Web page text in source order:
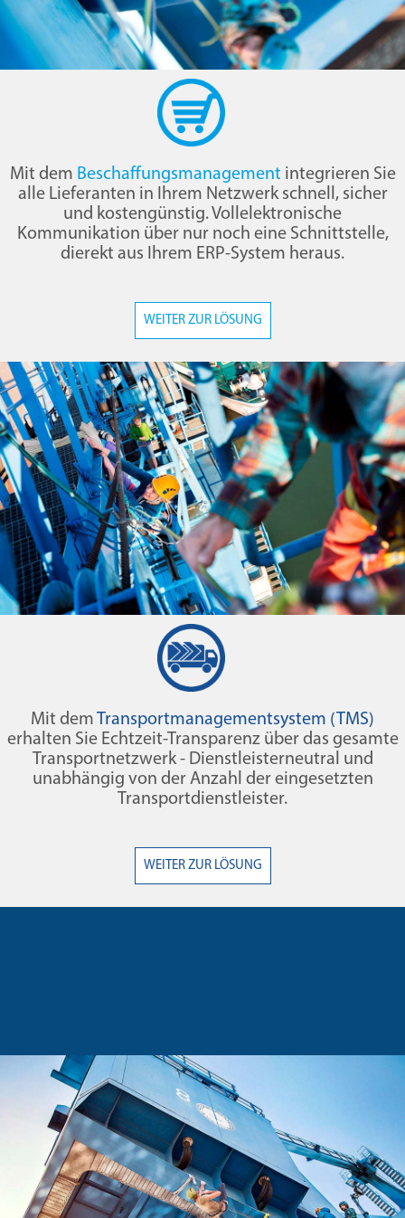
Mit dem Beschaffungsmanagement integrieren Sie
alle Lieferanten in Ihrem Netzwerk schnell, sicher
und kostengünstig. Vollelektronische
Kommunikation über nur noch eine Schnittstelle,
dierekt aus Ihrem ERP-System heraus.
WEITER ZUR LÖSUNG
Mit dem Transportmanagementsystem (TMS)
erhalten Sie Echtzeit-Transparenz über das gesamte
Transportnetzwerk - Dienstleisterneutral und
unabhängig von der Anzahl der eingesetzten
Transportdienstleister.
WEITER ZUR LÖSUNG